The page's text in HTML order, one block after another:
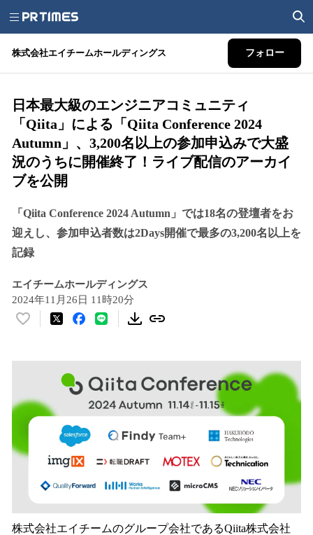
株式会社エイチームホールディングス フォロー
日本最大級のエンジニアコミュニティ
「Qiita」による「Qiita Conference 2024
Autumn」、3,200名以上の参加申込みで大盛
況のうちに開催終了！ライブ配信のアーカイ
ブを公開
「Qiita Conference 2024 Autumn」では18名の登壇者をお
迎えし、参加申込者数は2Days開催で最多の3,200名以上を
記録
エイチームホールディングス
2024年11月26日 11時20分
い
を
み
み
す
株式会社エイチームのグループ会社であるQiita株式会社